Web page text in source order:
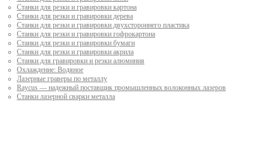
Станки для резки и гравировки картона
Станки для резки и гравировки дерева
Станки для резки и гравировки двухстороннего пластика
Станки для резки и гравировки гофрокартона
Станки для резки и гравировки бумаги
Станки для резки и гравировки акрила
Станки для гравировки и резки алюминия
Охлаждение: Водяное
Лазерные граверы по металлу
Raycus — надежный поставщик промышленных волоконных лазеров
Cтанки лазерной сварки металла